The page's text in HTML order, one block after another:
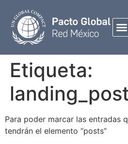
Etiqueta:
Para poder marcar las entradas
tendrán el elemento “posts”